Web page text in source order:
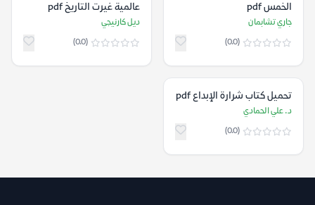
الخمس pdf
جاري تشابمان
(0.0)
عالمية غيرت التاريخ pdf
ديل كارنيجي
(0.0)
تحميل كتاب شرارة الإبداع pdf
د. علي الحمادي
(0.0)